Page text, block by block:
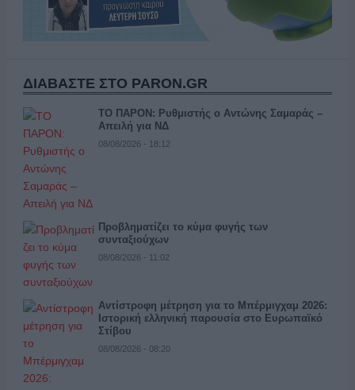
ΔΙΑΒΑΣΤΕ ΣΤΟ PARON.GR
ΤΟ ΠΑΡΟΝ: Ρυθμιστής ο Αντώνης Σαμαράς –
Απειλή για ΝΔ
08/08/2026 - 18:12
Προβληματίζει το κύμα φυγής των
συνταξιούχων
08/08/2026 - 11:02
Αντίστροφη μέτρηση για το Μπέρμιγχαμ 2026:
Ιστορική ελληνική παρουσία στο Ευρωπαϊκό
Στίβου
08/08/2026 - 08:20